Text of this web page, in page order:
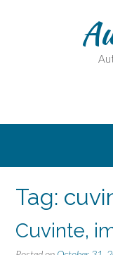
Tag:
Cuvinte,